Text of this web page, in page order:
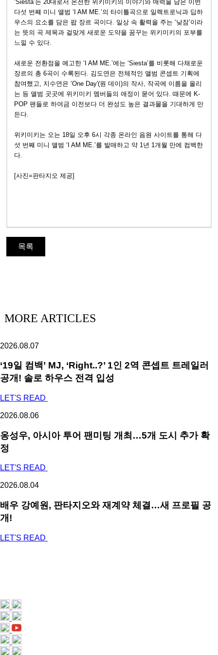
‘Siesta’는 20대로서 온전한 위키미키의 이야기와 매력을 담은 이번
다섯 번째 미니 앨범 ‘I AM ME.’의 타이틀곡으로 일렉트로닉과 딥하
우스의 요소를 담은 팝 장르 곡이다. 일상 속 활력을 주는 ‘낮잠’이라
는 뜻의 곡 제목과 걸맞게 새로운 도약을 꿈꾸는 위키미키의 포부를
느낄 수 있다.
새로운 전환점을 예고한 ‘I AM ME.’에는 ‘Siesta’를 비롯해 다채로운
장르의 총 6곡이 수록된다. 김도연은 전체적인 앨범 콘셉트 기획에
참여했고, 지수연은 ‘One Day'(원 데이)의 작사, 작곡에 이름을 올리
는 등 앨범 곳곳에 위키미키 멤버들의 애정이 묻어 있다. 때문에 K-
POP 팬들로 하여금 이전보다 더 완성도 높은 결과물을 기대하게 만
든다.
위키미키는 오는 18일 오후 6시 각종 온라인 음원 사이트를 통해 다
섯 번째 미니 앨범 ‘I AM ME.’를 발매하고 약 1년 1개월 만에 컴백한
다.
[사진=판타지오 제공]
목록
MORE ARTICLES
2026.08.07
‘19일 컴백’ MJ, ‘Right..?’ 1인 2역 콘셉트 트레일러
공개! 솔로 하우스 전격 입성
LET'S READ
2026.08.06
옹성우, 아시아 투어 팬미팅 개최…5개 도시 추가 확
정
LET'S READ
2026.08.04
배우 강예원, 판타지오와 재계약 체결…새 프로필 공
개!
LET'S READ